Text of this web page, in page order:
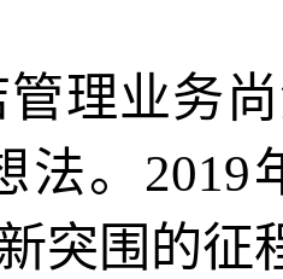
理业务
法。
突围的征